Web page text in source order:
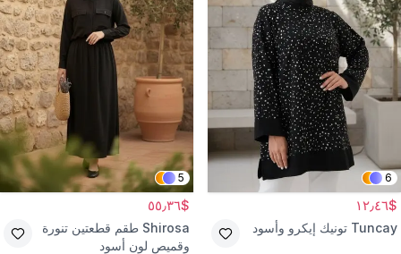
6
$١٢٫٤٦
Tuncay تونيك إيكرو وأسود
5
$٥٥٫٣٦
Shirosa طقم قطعتين تنورة
وقميص لون أسود